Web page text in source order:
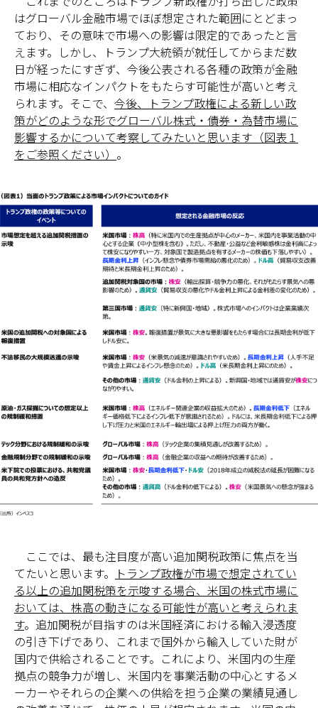
はグローバル金融市場でほぼ想定された範囲にとどまっ
ており、その意味で市場への影響は限定的であったと言
えます。しかし、トランプ大統領が就任してからまだ数
日が経ったにすぎず、今後公表される各種の政策が金融
市場に相応なインパクトをもたらす可能性が高いと考え
られます。そこで、 今後、トランプ政権による新しい政
策がどのような形でグローバル株式・債券・為替市場に
影響するかについて考察してみたいと思います（図表１
をご参照ください） 。
ここでは、最も注目度が高い追加関税政策に焦点を当
てたいと思います。
トランプ政権が市場で想定されてい
る以上の追加関税策を示唆する場合、米国の株式市場に
おいては、株高の動きになる可能性が高いと考えられま
す。追加関税が目指すのは米国経済における輸入浸透度
の引き下げであり、これまで国外から輸入していた財が
国内で供給されることです。これにより、米国内の生産
拠点の競争力が増し、米国内を事業活動の中心とするメ
ーカーやそれらの企業への供給を担う企業の業績見通し